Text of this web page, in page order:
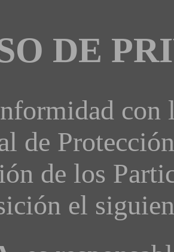
DE
con
de
de los
el